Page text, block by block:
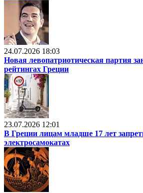
24.07.2026 18:03
Новая левопатриотическая партия
рейтингах Греции
23.07.2026 12:01
В Греции лицам младше 17 лет
электросамокатах